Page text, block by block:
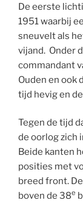
De eerste
1951 waarbij
sneuvelt als
vijand. Onder
commandant
Ouden en ook
tijd hevig en
Tegen de tijd
de oorlog zich
Beide kanten
posities met
breed front.
boven de 38e